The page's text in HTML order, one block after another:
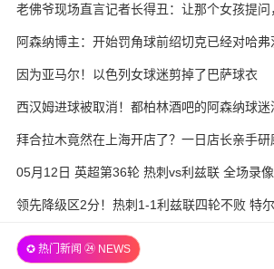
老佛爷现场直言记者长得丑：让那个女孩提问
阿森纳博主：开始罚角球前绍切克已经对哈弗
因为亚马尔！以色列女球迷剪掉了巴萨球衣
西汉姆进球被取消！都柏林酒吧的阿森纳球迷
拜合拉木竟然在上海开店了？一日店长亲手
05月12日 英超第36轮 热刺vs利兹联 全场录像
领先降级区2分！热刺1-1利兹联四轮不败 特
✪ 热门新闻 ㉔ NEWS